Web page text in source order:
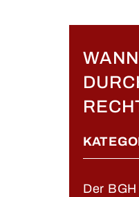
Der